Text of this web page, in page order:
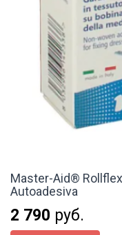
Master-Aid®
Autoadesiva
2 790 руб.